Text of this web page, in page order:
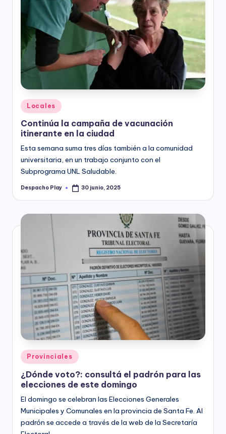
Posted
in
Locales
Continúa la campaña de vacunación
itinerante en la ciudad
Esta semana suma tres días también a la comunidad
universitaria, en un trabajo conjunto con el
Subprograma UNL Saludable.
Posted
Despacho Play 30 junio, 2025
Posted
in
Provinciales
¿Dónde voto?: consultá el padrón para las
elecciones de este domingo
El domingo se celebran las Elecciones Generales
Municipales y Comunales en la provincia de Santa Fe. Al
padrón se accede a través de la web de la Secretaría